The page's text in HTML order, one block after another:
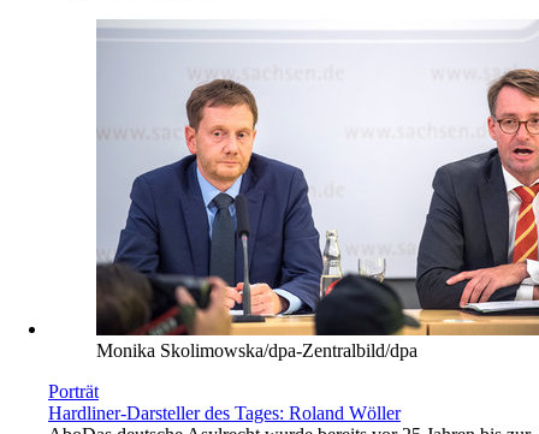
Monika Skolimowska/dpa-Zentralbild/dpa
Porträt
Hardliner-Darsteller des Tages: Roland Wöller